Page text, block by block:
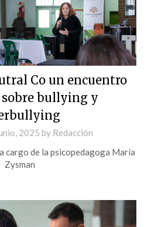
Co un encuentro
bullying y
2025 by Redacción
cargo de la psicopedagoga María
Zysman